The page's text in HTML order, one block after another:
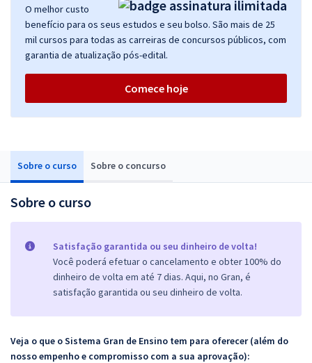
Sobre o curso Sobre o concurso
Sobre o curso
Satisfação garantida ou seu dinheiro de volta!
Você poderá efetuar o cancelamento e obter 100% do
dinheiro de volta em até 7 dias. Aqui, no Gran, é
satisfação garantida ou seu dinheiro de volta.
Veja o que o Sistema Gran de Ensino tem para oferecer (além do
nosso empenho e compromisso com a sua aprovação):
O melhor custo
benefício para os seus estudos e seu bolso. São mais de 25
mil cursos para todas as carreiras de concursos públicos, com
garantia de atualização pós-edital.
Comece hoje